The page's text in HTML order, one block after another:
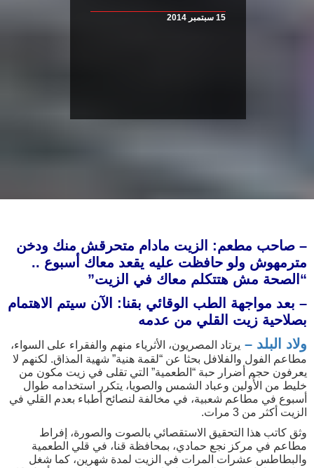
15 سبتمبر 2014
– صاحب مطعم: الزيت مادام متحرقش منك ودخن
مترمهوش ولو حافظت عليه يقعد معاك أسبوع ..
“الصحة مش هتتكلم معاك في الزيت”
– بعد مواجهة الطب الوقائي بقنا: الآن سيتم الاهتمام
بصلاحية زيت القلي من عدمه
ولاد البلد – يرتاد المصريون، الأثرياء منهم والفقراء على السواء،
مطاعم الفول والفلافل بحثا عن “لقمة هنية” شهية المذاق. لكنهم لا
يعرفون حجم أضرار حبة “الطعمية” التي تقلى في زيت مكون من
خليط من الأُولين وعباد الشمس والصويا، يتكرر استخدامه طوال
أسبوع في مطاعم شعبية، في مخالفة لنصائح أطباء بعدم القلي في
الزيت أكثر من 3 مرات.
وثق كاتب هذا التحقيق الاستقصائي بالصوت والصورة، إفراط
مطاعم في مركز نجع حمادي، بمحافظة قنا، في قلي الطعمية
والبطاطس عشرات المرات في الزيت لمدة شهرين، كما شغل